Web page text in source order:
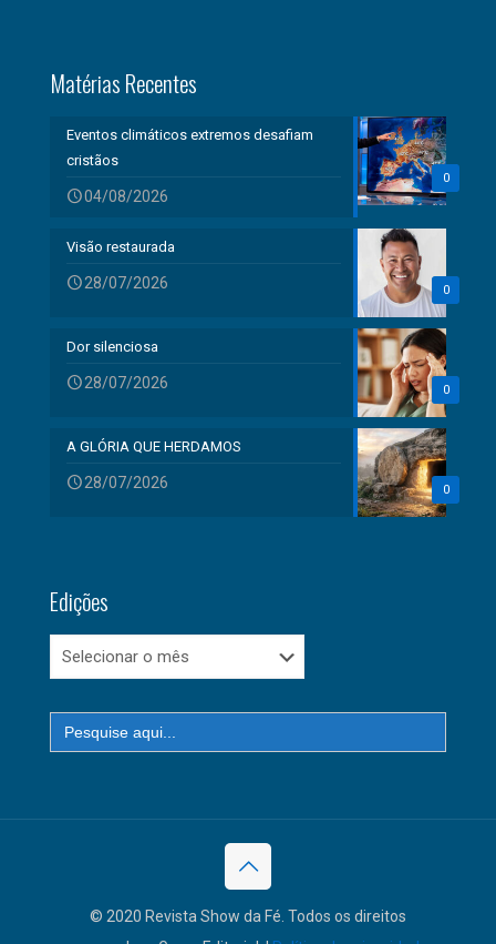
Matérias Recentes
0
Eventos climáticos extremos desafiam
cristãos
04/08/2026
0
Visão restaurada
28/07/2026
0
Dor silenciosa
28/07/2026
0
A GLÓRIA QUE HERDAMOS
28/07/2026
Edições
Edições
Search
for:
© 2020 Revista Show da Fé. Todos os direitos